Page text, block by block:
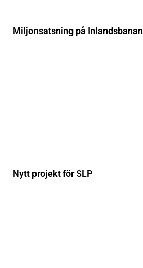
Miljonsatsning på Inlandsbanan
Nytt projekt för SLP